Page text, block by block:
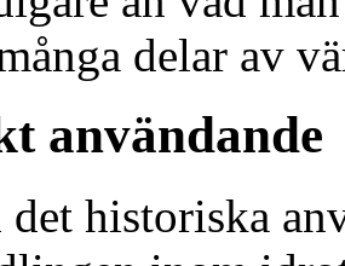
delar av
användande
historiska